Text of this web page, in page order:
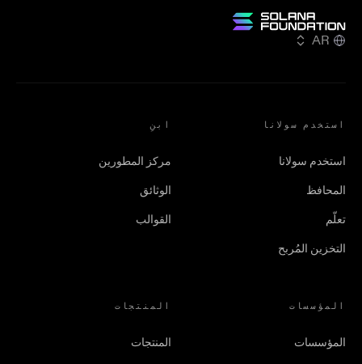
AR
استخدم سولانا
استخدم سولانا
المحافظ
تعلّم
التخزين المُربح
ابنِ
مركز المطورين
الوثائق
القوالب
المؤسسات
المؤسسات
المنتجات
المنتجات